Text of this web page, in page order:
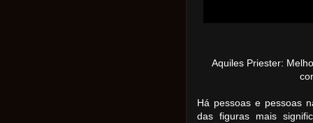
Aquiles Priester:
Há pessoas e pessoas
das figuras mais